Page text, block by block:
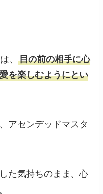
、目の前の相手に心
を楽しむようにとい
アセンデッドマスタ
た気持ちのまま、心